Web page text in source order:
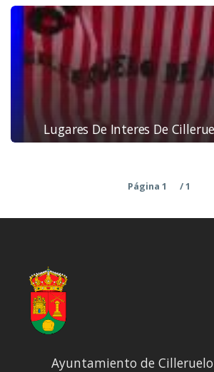
Lugares De Interes De
Página 1 / 1
Ayuntamiento de